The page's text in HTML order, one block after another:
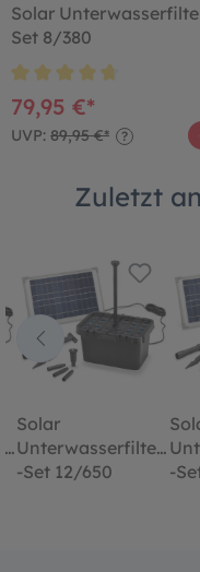
Solar
Set 8/380
79,95 €*
UVP: 89,95 €* ?
Zuletzt
Solar
Unterwasserfilter
-Set 12/650
-